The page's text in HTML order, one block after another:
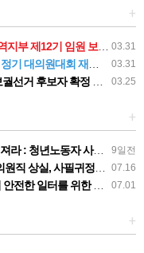
+
03.31
임원 보궐선거결과 공고
03.31
의원대회 재소집 건
03.25
거 후보자 확정 공고
+
9일전
진상규명과 재발방지 대책 마련하라
07.16
상실, 사필귀정이다
07.01
역본부 폭염감시단 선포 기자회견
+